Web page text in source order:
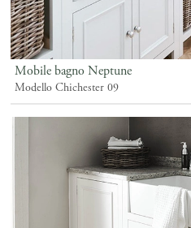
Mobile bagno Neptune
Modello Chichester 09